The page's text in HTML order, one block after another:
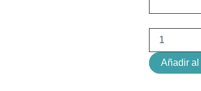
Añadir al